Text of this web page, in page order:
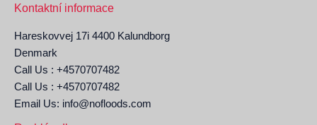
Kontaktní informace
Hareskovvej 17i 4400 Kalundborg
Denmark
Call Us : +4570707482
Call Us : +4570707482
Email Us: info@nofloods.com